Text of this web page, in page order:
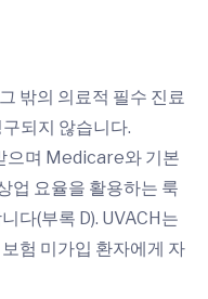
밖의 의료적 필수 진료
되지 않습니다.
으며 Medicare와 기본
업 요율을 활용하는 룩
다(부록 D). UVACH는
험 미가입 환자에게 자